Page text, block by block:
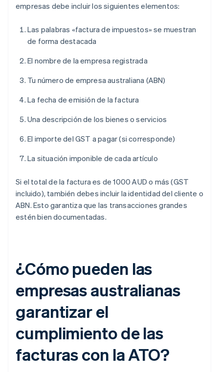
empresas debe incluir los siguientes elementos:
Las palabras «factura de impuestos» se muestran
de forma destacada
El nombre de la empresa registrada
Tu número de empresa australiana (ABN)
La fecha de emisión de la factura
Una descripción de los bienes o servicios
El importe del GST a pagar (si corresponde)
La situación imponible de cada artículo
Si el total de la factura es de 1000 AUD o más (GST
incluido), también debes incluir la identidad del cliente o
ABN. Esto garantiza que las transacciones grandes
estén bien documentadas.
¿Cómo pueden las
empresas australianas
garantizar el
cumplimiento de las
facturas con la ATO?